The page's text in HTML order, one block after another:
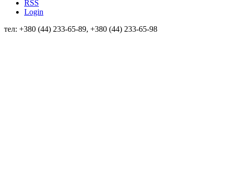
RSS
Login
тел: +380 (44) 233-65-89, +380 (44) 233-65-98